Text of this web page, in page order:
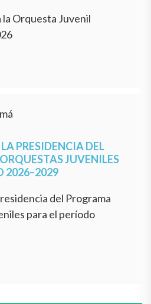
Orquesta Juvenil
PRESIDENCIA DEL
JUVENILES
2026–2029
del Programa
para el período